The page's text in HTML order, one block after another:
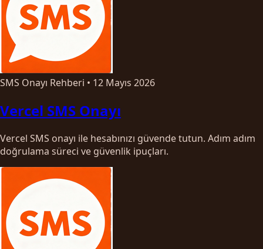
SMS Onayı Rehberi • 12 Mayıs 2026
Vercel SMS Onayı
Vercel SMS onayı ile hesabınızı güvende tutun. Adım adım
doğrulama süreci ve güvenlik ipuçları.